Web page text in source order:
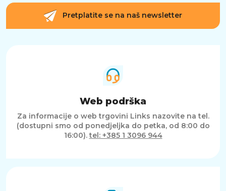
Pretplatite se na naš newsletter
Web podrška
Za informacije o web trgovini Links nazovite na tel.
(dostupni smo od ponedjeljka do petka, od 8:00 do
16:00).tel: +385 1 3096 944